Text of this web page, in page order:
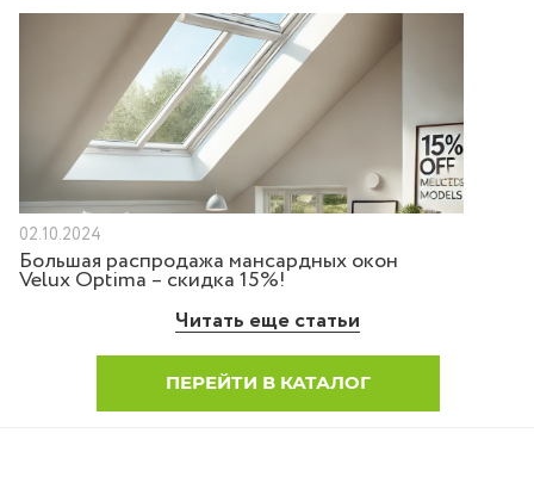
02.10.2024
Большая распродажа мансардных окон
Velux Optima – скидка 15%!
Читать еще статьи
ПЕРЕЙТИ В КАТАЛОГ